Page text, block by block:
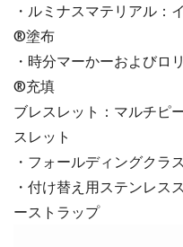
・ルミナスマテリアル：
®塗布
・時分マーかーおよびロ
®充填
ブレスレット：マルチピ
スレット
・フォールディングクラ
・付け替え用ステンレス
ーストラップ